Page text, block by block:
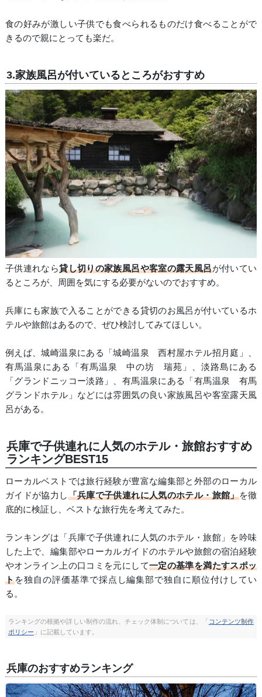
食の好みが激しい子供でも食べられるものだけ食べることがで
きるので親にとっても楽だ。
3.家族風呂が付いているところがおすすめ
子供連れなら貸し切りの家族風呂や客室の露天風呂が付いてい
るところが、周囲を気にする必要がないのでおすすめ。
兵庫にも家族で入ることができる貸切のお風呂が付いているホ
テルや旅館はあるので、ぜひ検討してみてほしい。
例えば、城崎温泉にある「城崎温泉 西村屋ホテル招月庭」、
有馬温泉にある「有馬温泉 中の坊 瑞苑」、淡路島にある
「グランドニッコー淡路」、有馬温泉にある「有馬温泉 有馬
グランドホテル」などには雰囲気の良い家族風呂や客室露天風
呂がある。
兵庫で子供連れに人気のホテル・旅館おすすめ
ランキングBEST15
ローカルベストでは旅行経験が豊富な編集部と外部のローカル
ガイドが協力し「兵庫で子供連れに人気のホテル・旅館」を徹
底的に検証し、ベストな旅行先を考えてみた。
ランキングは「兵庫で子供連れに人気のホテル・旅館」を吟味
した上で、編集部やローカルガイドのホテルや旅館の宿泊経験
やオンライン上の口コミを元にして一定の基準を満たすスポッ
トを独自の評価基準で採点し編集部で独自に順位付けしてい
る。
ランキングの根拠や詳しい制作の流れ、チェック体制については、「 コンテンツ制作
ポリシー 」に記載しています。
兵庫のおすすめランキング